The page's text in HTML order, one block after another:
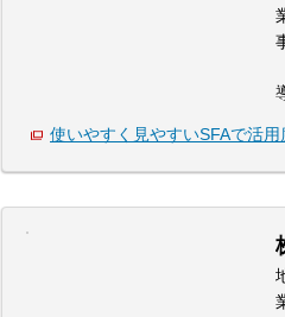
使いやすく見やすいSFAで活